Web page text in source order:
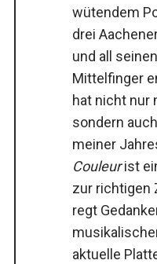
wütendem
drei
und all
Mittelfinger
hat nicht nur
sondern
meiner
Couleurist
zur richtigen
regt
aktuelle